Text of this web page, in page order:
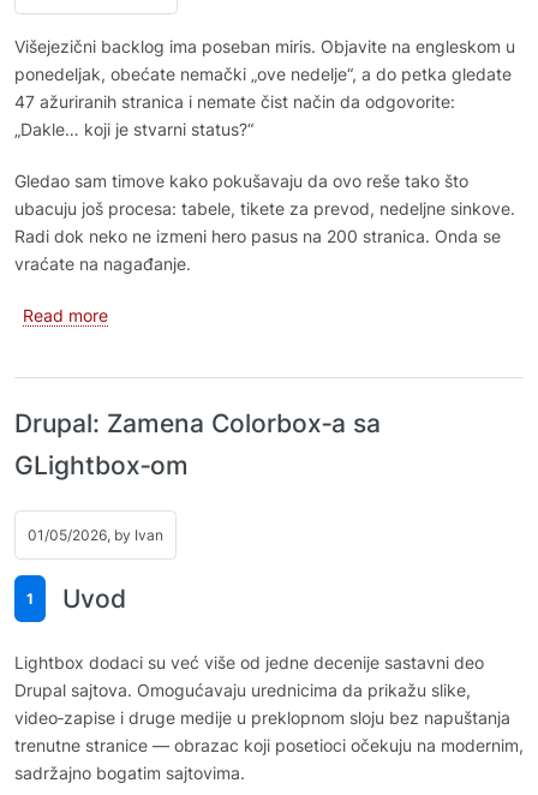
Višejezični backlog ima poseban miris. Objavite na engleskom u
ponedeljak, obećate nemački „ove nedelje“, a do petka gledate
47 ažuriranih stranica i nemate čist način da odgovorite:
„Dakle… koji je stvarni status?“
Gledao sam timove kako pokušavaju da ovo reše tako što
ubacuju još procesa: tabele, tikete za prevod, nedeljne sinkove.
Radi dok neko ne izmeni hero pasus na 200 stranica. Onda se
vraćate na nagađanje.
Read moreabout Automatski prevod Drupal stranica uz pomoć AI
Drupal: Zamena Colorbox‑a sa
GLightbox‑om
01/05/2026, by Ivan
1 Uvod
Lightbox dodaci su već više od jedne decenije sastavni deo
Drupal sajtova. Omogućavaju urednicima da prikažu slike,
video‑zapise i druge medije u preklopnom sloju bez napuštanja
trenutne stranice — obrazac koji posetioci očekuju na modernim,
sadržajno bogatim sajtovima.